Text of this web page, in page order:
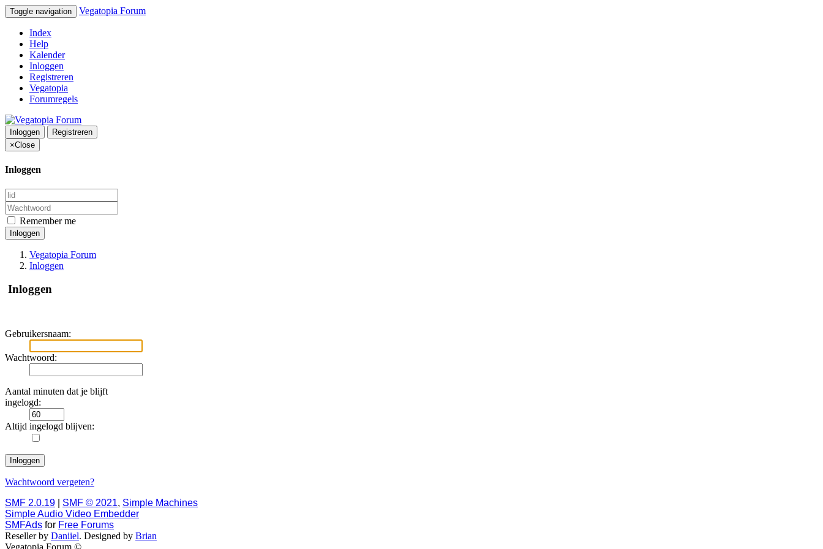
Toggle navigation Vegatopia Forum
Index
Help
Kalender
Inloggen
Registreren
Vegatopia
Forumregels
Inloggen
Registreren
×Close
Inloggen
Remember me
Inloggen
Vegatopia Forum
Inloggen
Inloggen
Gebruikersnaam:
Wachtwoord:
Aantal minuten dat je blijft
ingelogd:
Altijd ingelogd blijven:
Wachtwoord vergeten?
SMF 2.0.19
SMF © 2021, Simple Machines
Simple Audio Video Embedder
SMFAds for Free Forums
Reseller by Daniiel. Designed by Brian
Vegatopia Forum ©